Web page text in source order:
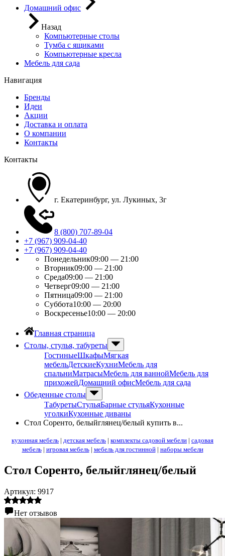
Домашний офис
Назад
Компьютерные столы
Тумба с ящиками
Компьютерные кресла
Мебель для сада
Навигация
Бренды
Идеи
Акции
Доставка и оплата
О компании
Контакты
Контакты
г. Екатеринбург, ул. Лукиных, 3г
8 (800) 707-89-04
+7 (967) 909-04-40
+7 (967) 909-04-40
Понедельник09:00 — 21:00
Вторник09:00 — 21:00
Среда09:00 — 21:00
Четверг09:00 — 21:00
Пятница09:00 — 21:00
Суббота10:00 — 20:00
Воскресенье10:00 — 20:00
Главная страница
Столы, стулья, табуреты
ГостиныеШкафыМягкая
мебельДетскиеКухниМебель для
спальниМатрасыМебель для ваннойМебель для
прихожейДомашний офисМебель для сада
Обеденные столы
ТабуретыСтульяБарные стульяКухонные
уголкиКухонные диваны
Стол Соренто, белыйглянец/белый купить в...
кухонная мебель | детская мебель | комплекты садовой мебели | садовая
мебель| игровая мебель| мебель для гостинной| наборы мебели
Стол Соренто, белыйглянец/белый
Артикул: 9917
Нет отзывов